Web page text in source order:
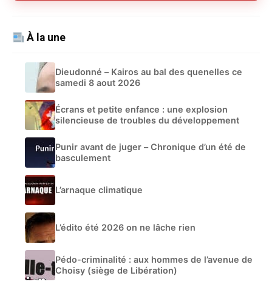
À la une
Dieudonné – Kairos au bal des quenelles ce
samedi 8 aout 2026
Écrans et petite enfance : une explosion
silencieuse de troubles du développement
Punir avant de juger – Chronique d’un été de
basculement
L’arnaque climatique
L’édito été 2026 on ne lâche rien
Pédo-criminalité : aux hommes de l’avenue de
Choisy (siège de Libération)